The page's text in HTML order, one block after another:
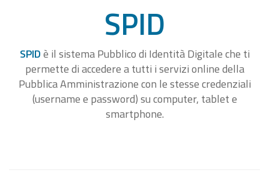
SPID
SPIDè il sistema Pubblico di Identità Digitale che ti
permette di accedere a tutti i servizi online della
Pubblica Amministrazione con le stesse credenziali
(username e password) su computer, tablet e
smartphone.